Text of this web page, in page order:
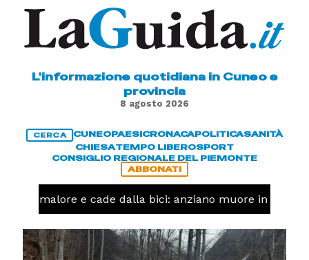
L'informazione quotidiana in Cuneo e
provincia
8 agosto 2026
CERCA CUNEOPAESICRONACAPOLITICASANITÀ
CHIESATEMPO LIBEROSPORT
CONSIGLIO REGIONALE DEL PIEMONTE
ABBONATI
un malore e cade dalla bici: anziano muore in corso